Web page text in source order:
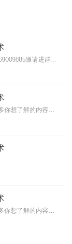
百度搜索：洗髓功玉清，加微信2569009885邀请进群学习，发送视频资料，免费咨询洗髓功修炼方法洗髓功是一套系统的运动养生方法，通过开筋点穴，站桩，吐纳，在配...
请百度搜索：洗髓功亚瑟，获取更多你想了解的内容！一起同修炼，共传承！洗髓功是一套系统的运动养生方法，通过开筋点穴，站桩，吐纳，在配合垂吊补充肾气，拍打行气布功，...
请百度搜索：洗髓功亚瑟，获取更多你想了解的内容！一起同修炼，共传承！洗髓功是一套系统的运动养生方法，通过开筋点穴，站桩，吐纳，在配合垂吊补充肾气，拍打行气布功，...